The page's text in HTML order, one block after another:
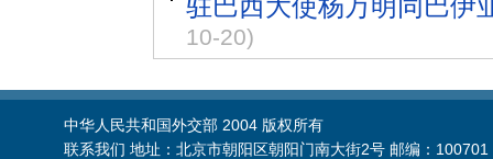
10-20)
中华人民共和国外交部 2004 版权所有
联系我们 地址：北京市朝阳区朝阳门南大街2号 邮编：